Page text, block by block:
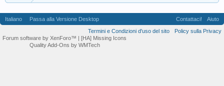
Italiano Passa alla Versione Desktop Contattaci!
Aiuto
Termini e Condizioni d'uso del sito
Policy sulla Privacy
Forum software by XenForo™ | [HA] Missing Icons
Quality Add-Ons by WMTech